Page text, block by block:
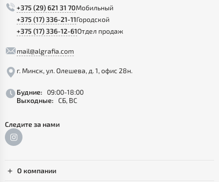
+375 (29) 621 31 70Мобильный
+375 (17) 336-21-11Городской
+375 (17) 336-12-61Отдел продаж
mail@algrafia.com
г. Минск, ул. Олешева, д. 1, офис 28н.
Будние:
09:00-18:00
Выходные: СБ, ВС
Следите за нами
О компании